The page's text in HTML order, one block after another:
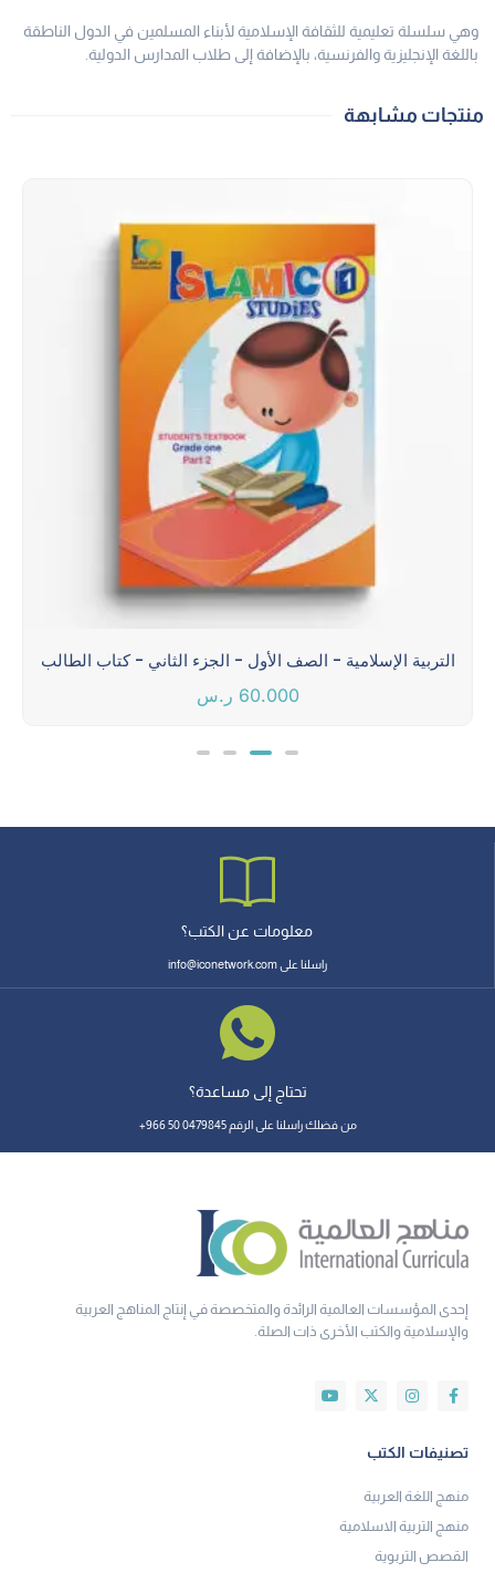
وهي سلسلة تعليمية للثقافة الإسلامية لأبناء المسلمين في الدول الناطقة
باللغة الإنجليزية والفرنسية، بالإضافة إلى طلاب المدارس الدولية.
منتجات مشابهة
التربية الإسلامية - الصف الأول - الجزء الثاني - كتاب الطالب
60.000 ر.س
معلومات عن الكتب؟
راسلنا على info@iconetwork.com
تحتاج إلى مساعدة؟
من فضلك راسلنا على الرقم 0479845 50 966+
إحدى المؤسسات العالمية الرائدة والمتخصصة في إنتاج المناهج العربية
والإسلامية والكتب الأخرى ذات الصلة.
تصنيفات الكتب
منهج اللغة العربية
منهج التربية الاسلامية
القصص التربوية